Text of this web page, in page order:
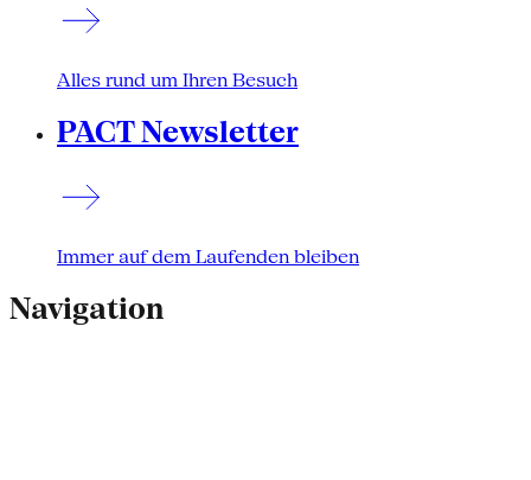
Alles rund um Ihren Besuch
PACT Newsletter
Immer auf dem Laufenden bleiben
Navigation